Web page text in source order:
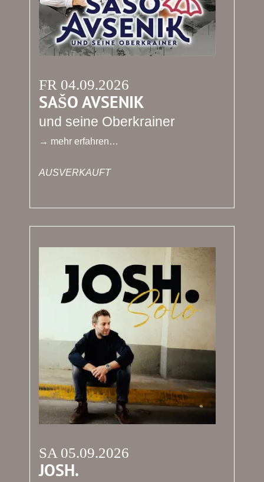
FR 04.09.2026
SAŠO AVSENIK
und seine Oberkrainer
→ mehr erfahren…
AUSVERKAUFT
SA 05.09.2026
JOSH.